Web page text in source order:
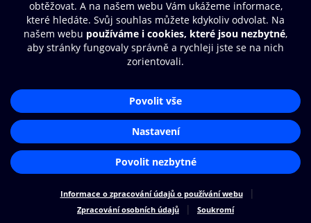
Přístupnost
Zásady zpracování osobních údajů
Cookies
Aplikace O2 Knihovna
Čti a poslouchej své e-knihy a
audioknihy rychleji a pohodlněji.